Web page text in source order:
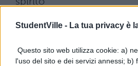
StudentVille - La tua privacy è
Questo sito web utilizza cookie: a)
l'uso del sito e dei servizi annessi; b)
che guida e governa la
la gloria